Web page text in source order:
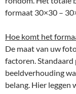
formaat 30×30 –
Hoe komt het
De maat van uw
factoren.
beeldverhouding
belang. Hier leggen